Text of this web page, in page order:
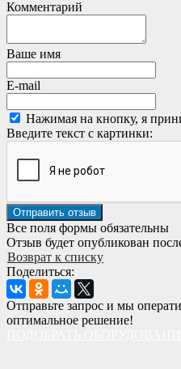
Комментарий
Ваше имя
E-mail
Нажимая на кнопку, я
Введите текст с картинки:
Все поля формы обязательны
Отзыв будет опубликован
Возврат к списку
Поделиться:
Отправьте запрос и мы
оптимальное решение!